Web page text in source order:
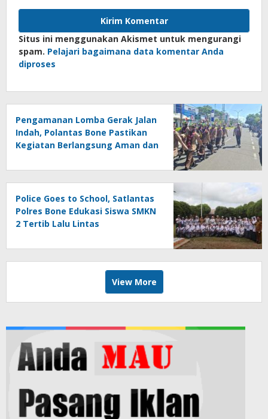
Situs ini menggunakan Akismet untuk mengurangi
spam. Pelajari bagaimana data komentar Anda
diproses
Pengamanan Lomba Gerak Jalan
Indah, Polantas Bone Pastikan
Kegiatan Berlangsung Aman dan
Police Goes to School, Satlantas
Polres Bone Edukasi Siswa SMKN
2 Tertib Lalu Lintas
View More